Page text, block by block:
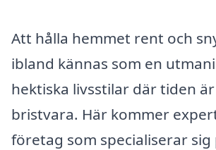
Att hålla hemmet rent och
ibland kännas som en
hektiska livsstilar där tiden
bristvara. Här kommer
företag som specialiserar sig